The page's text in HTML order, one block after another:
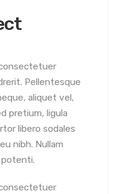
Pellentesque
aliquet vel,
pretium, ligula
libero sodales
nibh. Nullam
potenti.